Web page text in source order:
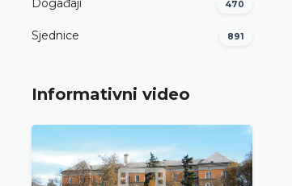
Događaji 470
Sjednice 891
Informativni video